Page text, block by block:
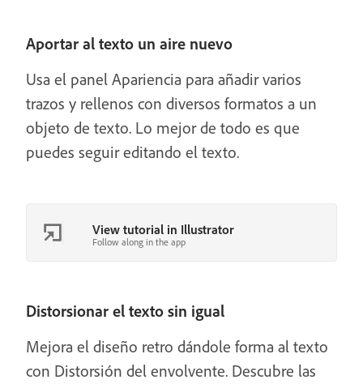
Aportar al texto un aire nuevo
Usa el panel Apariencia para añadir varios
trazos y rellenos con diversos formatos a un
objeto de texto. Lo mejor de todo es que
puedes seguir editando el texto.
View tutorial in Illustrator
Follow along in the app
Distorsionar el texto sin igual
Mejora el diseño retro dándole forma al texto
con Distorsión del envolvente. Descubre las